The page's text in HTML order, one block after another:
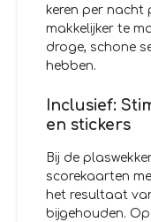
keren per nacht
makkelijker te
droge, schone
hebben.
Inclusief:
en stickers
Bij de
scorekaarten
het resultaat
bijgehouden.